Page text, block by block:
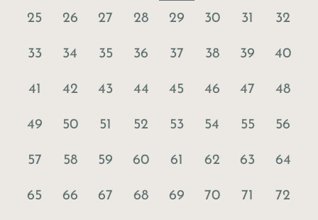
25 26 27 28 29 30 31 32
33 34 35 36 37 38 39 40
41 42 43 44 45 46 47 48
49 50 51 52 53 54 55 56
57 58 59 60 61 62 63 64
65 66 67 68 69 70 71 72